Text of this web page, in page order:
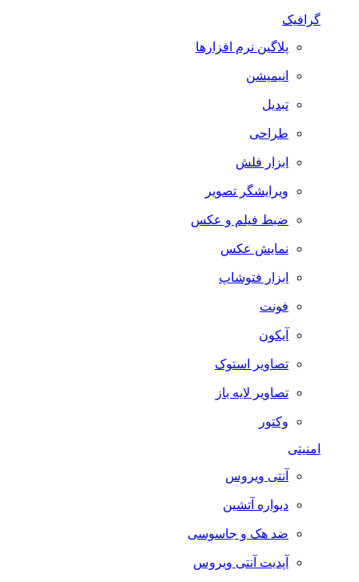
گرافیک
پلاگین نرم افزارها
انیمیشن
تبدیل
طراحی
ابزار فلش
ویرایشگر تصویر
ضبط فيلم و عكس
نمایش عکس
ابزار فتوشاپ
فونت
آیکون
تصاویر استوک
تصاویر لایه باز
وکتور
امنیتی
آنتی ویروس
دیواره آتشین
ضد هک و جاسوسی
آپدیت آنتی ویروس